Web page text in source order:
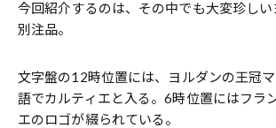
今回紹介するのは、その中でも大変珍し
別注品。
文字盤の12時位置には、ヨルダンの王冠
語でカルティエと入る。6時位置にはフラ
エのロゴが綴られている。